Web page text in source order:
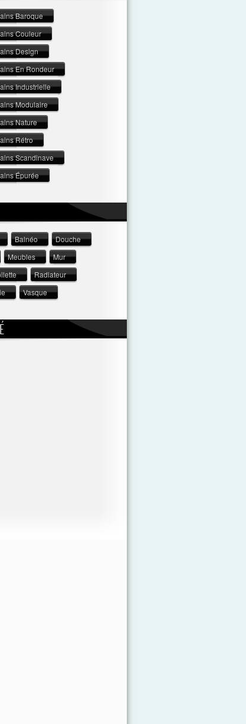
Baroque
Couleur
Design
En Rondeur
Industrielle
Modulaire
Nature
Rétro
Scandinave
Épurée
Balnéo
Douche
Meubles
Mur
Radiateur
Vasque